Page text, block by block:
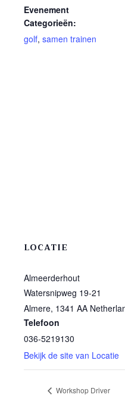
Evenement
Categorieën:
golf, samen trainen
LOCATIE
Almeerderhout
Watersnipweg 19-21
Almere, 1341 AA
Telefoon
036-5219130
Bekijk de site van Locatie
Workshop Driver